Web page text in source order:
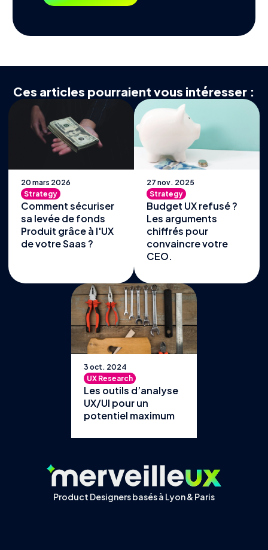
Ces articles pourraient vous intéresser :
20 mars 2026
Strategy
Comment sécuriser
sa levée de fonds
Produit grâce à l'UX
de votre Saas ?
27 nov. 2025
Strategy
Budget UX refusé ?
Les arguments
chiffrés pour
convaincre votre
CEO.
3 oct. 2024
UX Research
Les outils d’analyse
UX/UI pour un
potentiel maximum
Product Designers basés à Lyon & Paris